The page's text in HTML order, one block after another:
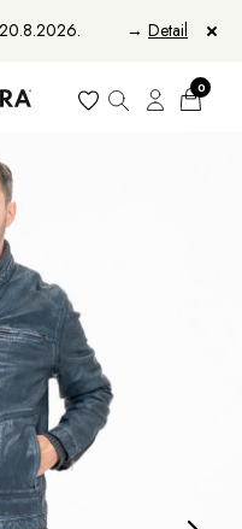
→ Detail
kabáty a vesty
tašky a batohy
0